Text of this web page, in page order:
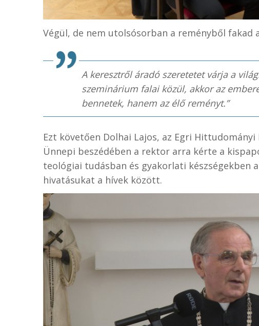
Végül, de nem utolsósorban a reményből fakad
A keresztről áradó szeretetet várja a
szeminárium falai közül, akkor az
bennetek, hanem az élő reményt.”
Ezt követően Dolhai Lajos, az Egri
Ünnepi beszédében a rektor arra kérte a
teológiai tudásban és gyakorlati készségekben
hivatásukat a hívek között.